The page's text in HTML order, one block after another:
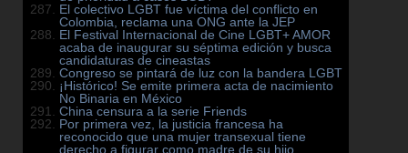
El colectivo LGBT fue víctima del conflicto en
Colombia, reclama una ONG ante la JEP
El Festival Internacional de Cine LGBT+ AMOR
acaba de inaugurar su séptima edición y busca
candidaturas de cineastas
Congreso se pintará de luz con la bandera LGBT
¡Histórico! Se emite primera acta de nacimiento
No Binaria en México
China censura a la serie Friends
Por primera vez, la justicia francesa ha
reconocido que una mujer transexual tiene
derecho a figurar como madre de su hijo.